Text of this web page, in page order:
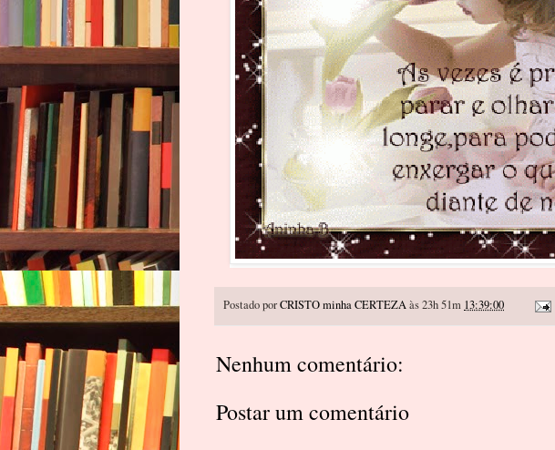
Postado porCRISTO minha CERTEZAàs 23h 51m 13:39:00
Nenhum comentário:
Postar um comentário